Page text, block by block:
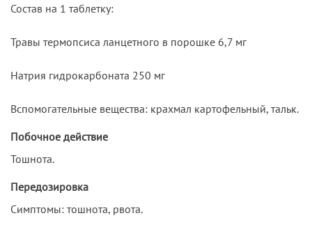
Состав на 1 таблетку:
Травы термопсиса ланцетного в порошке 6,7 мг
Натрия гидрокарбоната 250 мг
Вспомогательные вещества: крахмал картофельный, тальк.
Побочное действие
Тошнота.
Передозировка
Симптомы: тошнота, рвота.